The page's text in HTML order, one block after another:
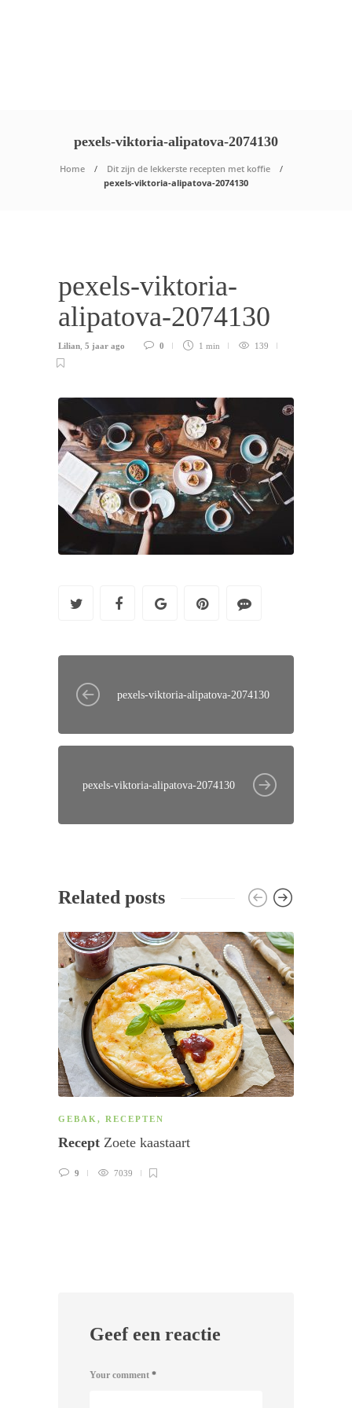
pexels-viktoria-alipatova-2074130
Home
Dit zijn de lekkerste recepten met koffie
pexels-viktoria-alipatova-2074130
pexels-viktoria-
alipatova-2074130
Lilian 5 jaar ago 0 1 min 139
pexels-viktoria-alipatova-2074130
pexels-viktoria-alipatova-2074130
Related posts
GEBAK , RECEPTEN
Recept Zoe­te kaastaart
9 7039
Geef een reactie
Your comment *